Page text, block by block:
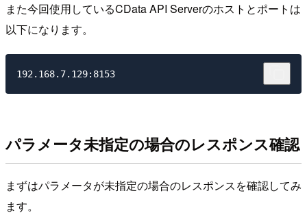
また今回使用しているCData API Serverのホストとポートは
以下になります。
パラメータ未指定の場合のレスポンス確認
まずはパラメータが未指定の場合のレスポンスを確認してみ
ます。